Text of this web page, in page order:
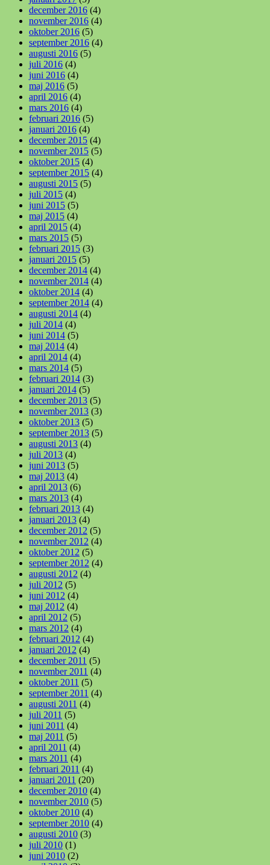
december 2016 (4)
november 2016 (4)
oktober 2016 (5)
september 2016 (4)
augusti 2016 (5)
juli 2016 (4)
juni 2016 (4)
maj 2016 (5)
april 2016 (4)
mars 2016 (4)
februari 2016 (5)
januari 2016 (4)
december 2015 (4)
november 2015 (5)
oktober 2015 (4)
september 2015 (4)
augusti 2015 (5)
juli 2015 (4)
juni 2015 (5)
maj 2015 (4)
april 2015 (4)
mars 2015 (5)
februari 2015 (3)
januari 2015 (5)
december 2014 (4)
november 2014 (4)
oktober 2014 (4)
september 2014 (4)
augusti 2014 (4)
juli 2014 (4)
juni 2014 (5)
maj 2014 (4)
april 2014 (4)
mars 2014 (5)
februari 2014 (3)
januari 2014 (5)
december 2013 (5)
november 2013 (3)
oktober 2013 (5)
september 2013 (5)
augusti 2013 (4)
juli 2013 (4)
juni 2013 (5)
maj 2013 (4)
april 2013 (6)
mars 2013 (4)
februari 2013 (4)
januari 2013 (4)
december 2012 (5)
november 2012 (4)
oktober 2012 (5)
september 2012 (4)
augusti 2012 (4)
juli 2012 (5)
juni 2012 (4)
maj 2012 (4)
april 2012 (5)
mars 2012 (4)
februari 2012 (4)
januari 2012 (4)
december 2011 (5)
november 2011 (4)
oktober 2011 (5)
september 2011 (4)
augusti 2011 (4)
juli 2011 (5)
juni 2011 (4)
maj 2011 (5)
april 2011 (4)
mars 2011 (4)
februari 2011 (4)
januari 2011 (20)
december 2010 (4)
november 2010 (5)
oktober 2010 (4)
september 2010 (4)
augusti 2010 (3)
juli 2010 (1)
juni 2010 (2)